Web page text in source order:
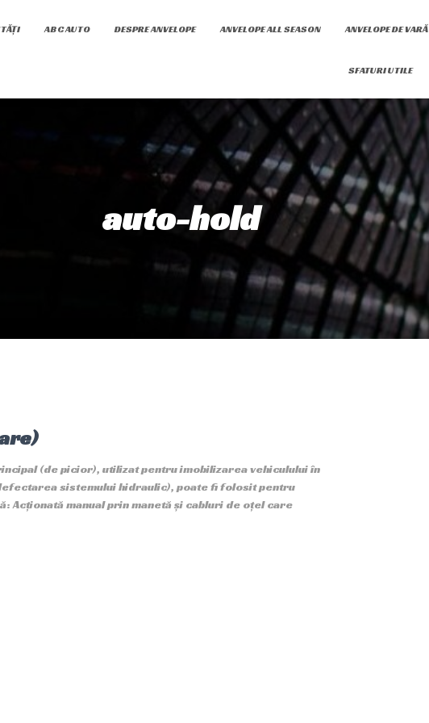
ABC AUTO DESPRE ANVELOPE ANVELOPE ALL SEASON ANVELOPE DE VARĂ
SFATURI UTILE
auto-hold
(de picior), utilizat pentru imobilizarea vehiculului în
sistemului hidraulic), poate fi folosit pentru
Acționată manual prin manetă și cabluri de oțel care